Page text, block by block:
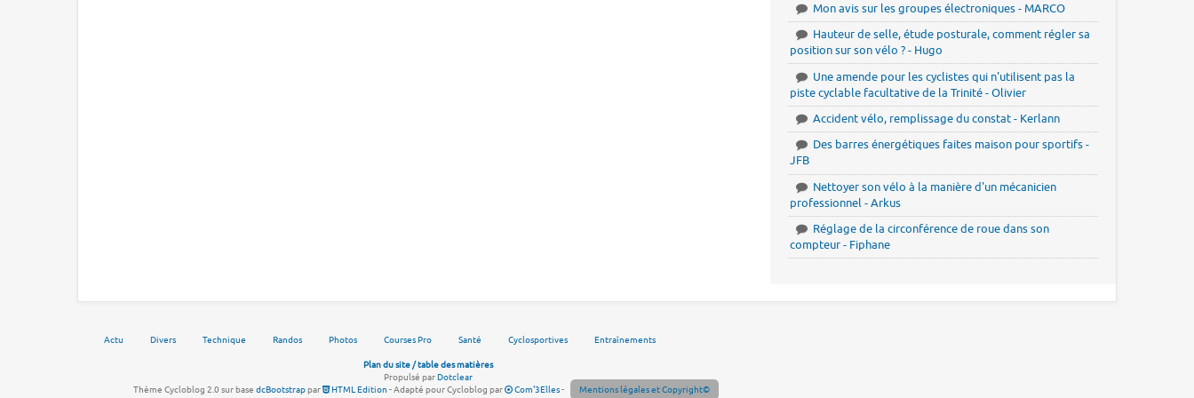
Mon avis sur les groupes électroniques - MARCO
Hauteur de selle, étude posturale, comment régler sa
position sur son vélo ? - Hugo
Une amende pour les cyclistes qui n'utilisent pas la
piste cyclable facultative de la Trinité - Olivier
Accident vélo, remplissage du constat - Kerlann
Des barres énergétiques faites maison pour sportifs -
JFB
Nettoyer son vélo à la manière d'un mécanicien
professionnel - Arkus
Réglage de la circonférence de roue dans son
compteur - Fiphane
Actu Divers Technique Randos Photos Courses Pro Santé Cyclosportives Entraînements
Plan du site / table des matières
Propulsé parDotclear
Thème Cycloblog 2.0 sur base dcBootstrappar HTML Edition - Adapté pour Cycloblog par Com'3Elles- Mentions légales et Copyright©